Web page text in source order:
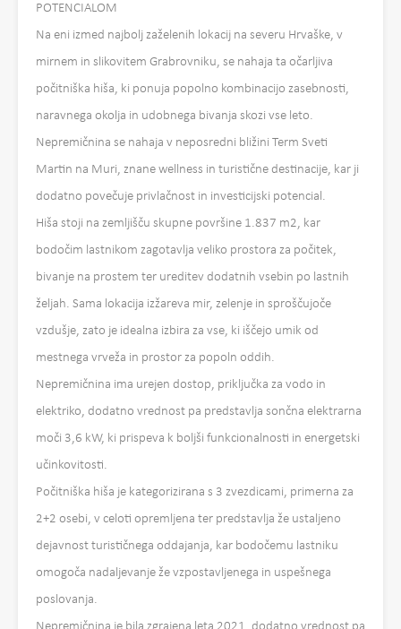
POTENCIALOM
Na eni izmed najbolj zaželenih lokacij na severu Hrvaške, v
mirnem in slikovitem Grabrovniku, se nahaja ta očarljiva
počitniška hiša, ki ponuja popolno kombinacijo zasebnosti,
naravnega okolja in udobnega bivanja skozi vse leto.
Nepremičnina se nahaja v neposredni bližini Term Sveti
Martin na Muri, znane wellness in turistične destinacije, kar ji
dodatno povečuje privlačnost in investicijski potencial.
Hiša stoji na zemljišču skupne površine 1.837 m2, kar
bodočim lastnikom zagotavlja veliko prostora za počitek,
bivanje na prostem ter ureditev dodatnih vsebin po lastnih
željah. Sama lokacija izžareva mir, zelenje in sproščujoče
vzdušje, zato je idealna izbira za vse, ki iščejo umik od
mestnega vrveža in prostor za popoln oddih.
Nepremičnina ima urejen dostop, priključka za vodo in
elektriko, dodatno vrednost pa predstavlja sončna elektrarna
moči 3,6 kW, ki prispeva k boljši funkcionalnosti in energetski
učinkovitosti.
Počitniška hiša je kategorizirana s 3 zvezdicami, primerna za
2+2 osebi, v celoti opremljena ter predstavlja že ustaljeno
dejavnost turističnega oddajanja, kar bodočemu lastniku
omogoča nadaljevanje že vzpostavljenega in uspešnega
poslovanja.